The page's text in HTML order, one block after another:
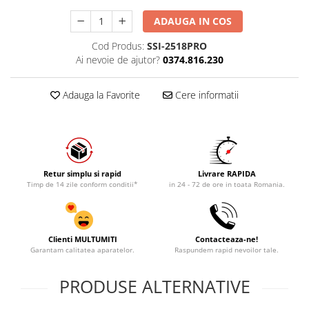
ADAUGA IN COS
Cod Produs: SSI-2518PRO
Ai nevoie de ajutor? 0374.816.230
Adauga la Favorite Cere informatii
Retur simplu si rapid
Timp de 14 zile conform conditii*
Livrare RAPIDA
in 24 - 72 de ore in toata Romania.
Clienti MULTUMITI
Garantam calitatea aparatelor.
Contacteaza-ne!
Raspundem rapid nevoilor tale.
PRODUSE ALTERNATIVE